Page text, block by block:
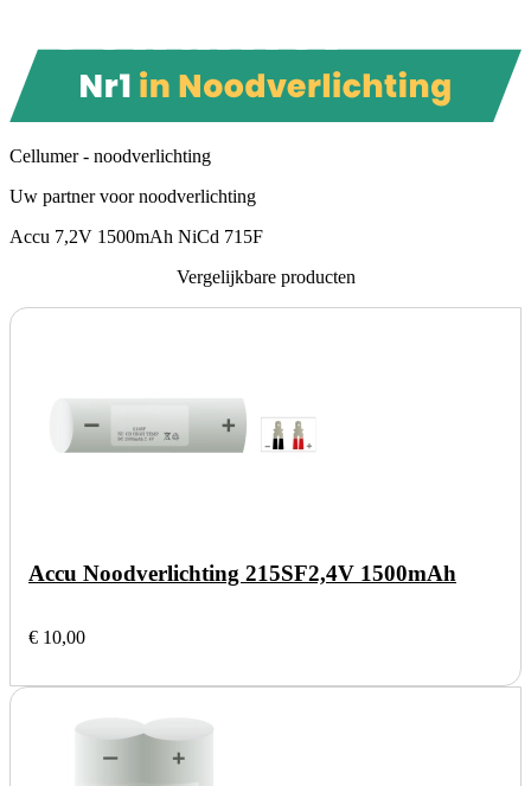
Cellumer - noodverlichting
Uw partner voor noodverlichting
Accu 7,2V 1500mAh NiCd 715F
Vergelijkbare producten
Accu Noodverlichting 215SF2,4V 1500mAh
€ 10,00